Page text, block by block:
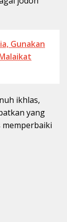
Gunakan
ikhlas,
yang